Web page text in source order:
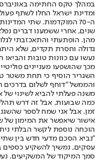
במהלך טקס החתימה ב
ומדינת ישראל החלו לשתף
ה-70 המוקדמות. שתי
שנים, אחרי ששמענו דברים
מהן. הופתעתי והתאכזבתי
נעשו עם כוונות טובות
מכך שהושפעו מעניינים
השגריר הוסיף כי תחת משטר
והממשל "דוחף לשלום בדרכים
משנה פעלתי להביא לשינוי
כמה שבועות, אבל זה דרש
זמן. אבל אני שמח לספר
אישור שיאפשר את המימון של
הוכחה נוספת לקשר הבלתי
"נביא הסכם מדעי חדש בין
עסקים, נמשיך להשקיע כספים
סמך המיקוד של המשקיעים.